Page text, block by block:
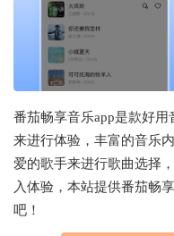
番茄畅享音乐app是款好
来进行体验，丰富的音乐
爱的歌手来进行歌曲选择
入体验，本站提供番茄畅
吧！